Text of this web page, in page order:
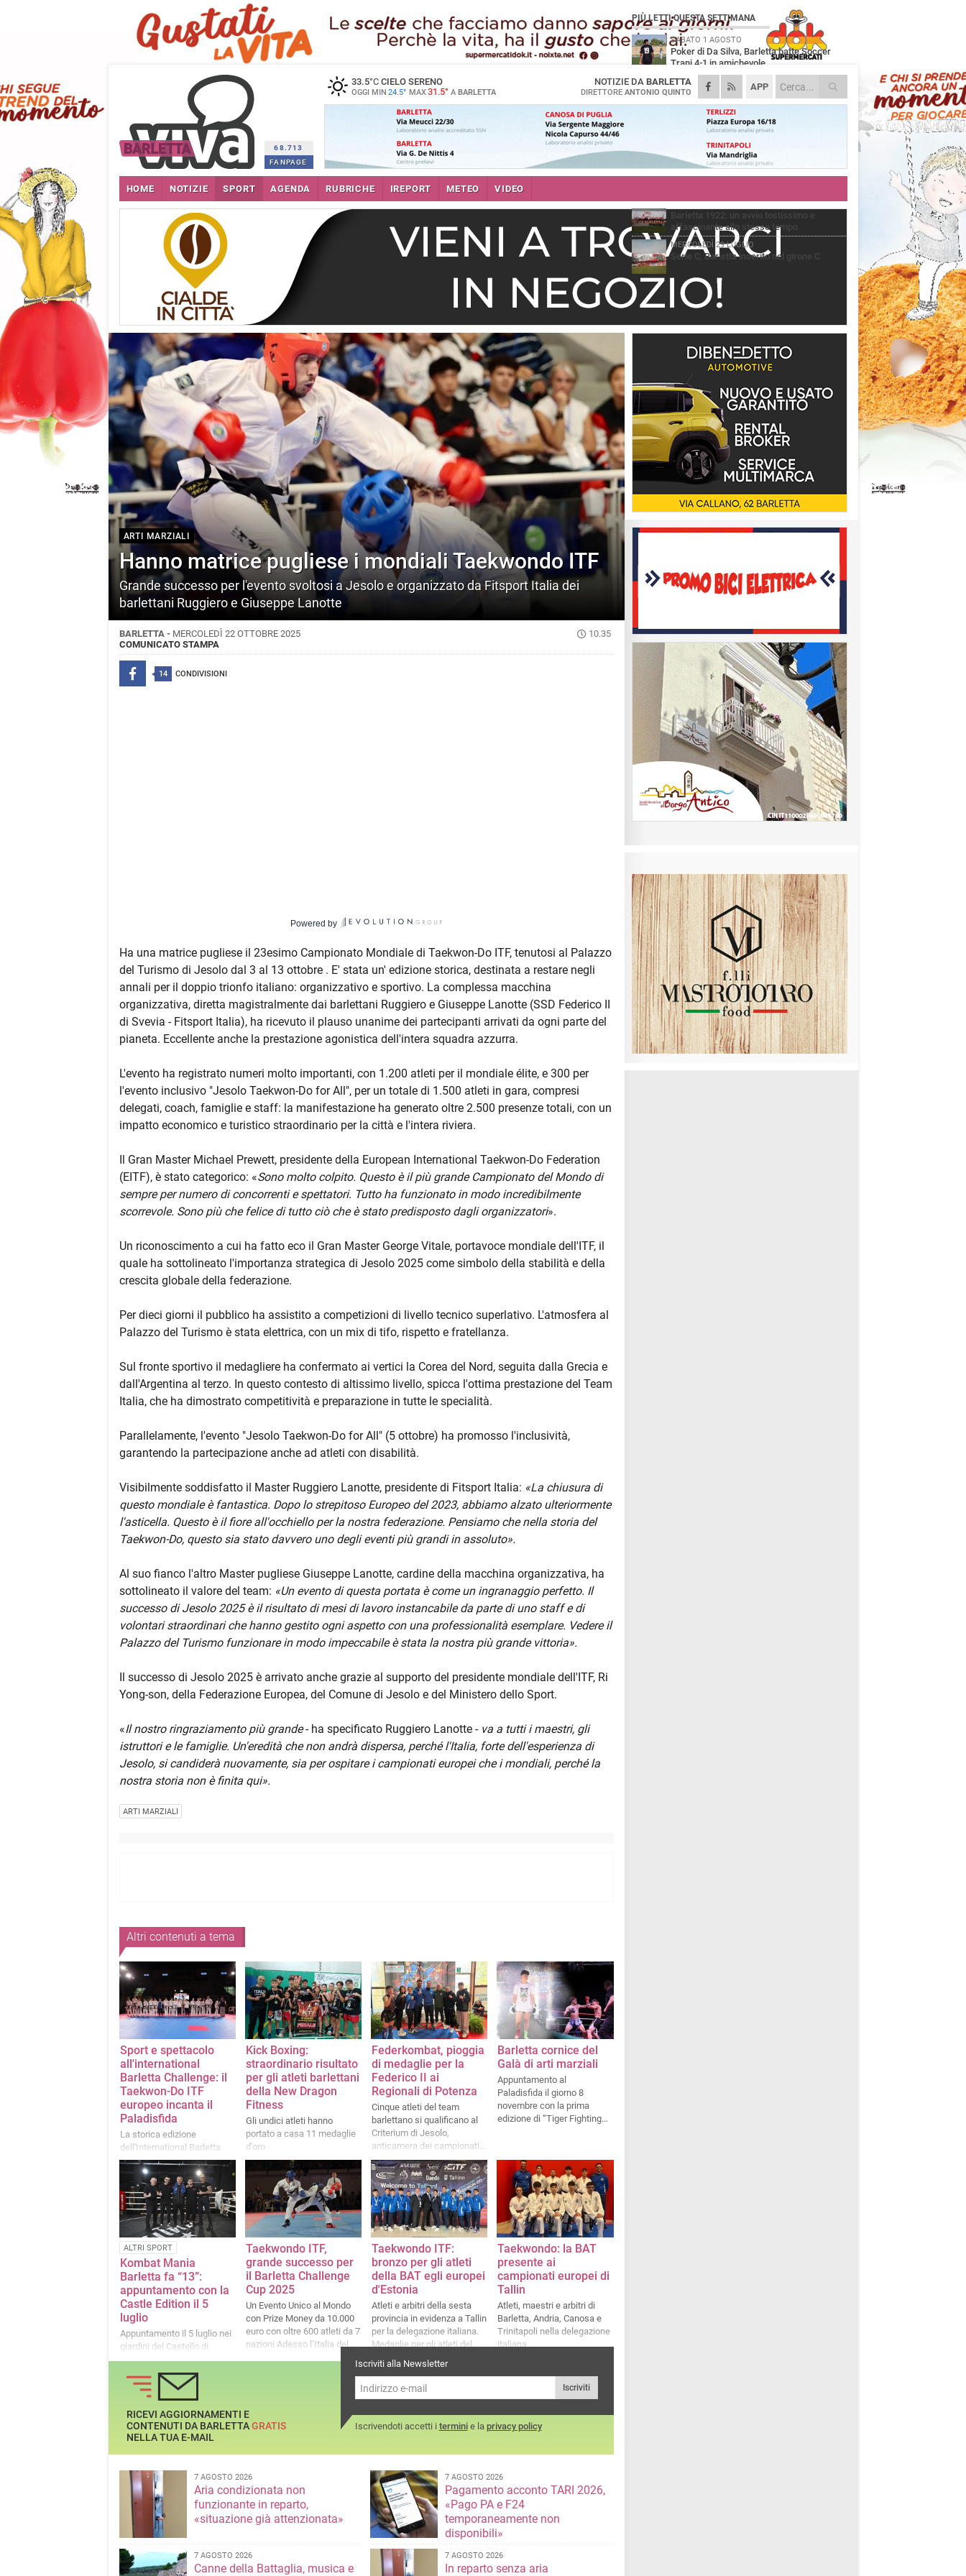
68.713
FANPAGE
33.5°CCIELO SERENO
OGGI MIN 24.5° MAX31.5° A BARLETTA
APP
NOTIZIE DA BARLETTA
DIRETTORE ANTONIO QUINTO
HOME NOTIZIE SPORT AGENDA RUBRICHE IREPORT METEO VIDEO
ARTI MARZIALI
Hanno matrice pugliese i mondiali Taekwondo ITF
Grande successo per l'evento svoltosi a Jesolo e organizzato da Fitsport Italia dei
barlettani Ruggiero e Giuseppe Lanotte
BARLETTA - MERCOLEDÌ 22 OTTOBRE 2025
10.35
COMUNICATO STAMPA
14 CONDIVISIONI
Powered by
Ha una matrice pugliese il 23esimo Campionato Mondiale di Taekwon-Do ITF, tenutosi al Palazzo
del Turismo di Jesolo dal 3 al 13 ottobre . E' stata un' edizione storica, destinata a restare negli
annali per il doppio trionfo italiano: organizzativo e sportivo. La complessa macchina
organizzativa, diretta magistralmente dai barlettani Ruggiero e Giuseppe Lanotte (SSD Federico II
di Svevia - Fitsport Italia), ha ricevuto il plauso unanime dei partecipanti arrivati da ogni parte del
pianeta. Eccellente anche la prestazione agonistica dell'intera squadra azzurra.
L'evento ha registrato numeri molto importanti, con 1.200 atleti per il mondiale élite, e 300 per
l'evento inclusivo "Jesolo Taekwon-Do for All", per un totale di 1.500 atleti in gara, compresi
delegati, coach, famiglie e staff: la manifestazione ha generato oltre 2.500 presenze totali, con un
impatto economico e turistico straordinario per la città e l'intera riviera.
Il Gran Master Michael Prewett, presidente della European International Taekwon-Do Federation
(EITF), è stato categorico: «Sono molto colpito. Questo è il più grande Campionato del Mondo di
sempre per numero di concorrenti e spettatori. Tutto ha funzionato in modo incredibilmente
scorrevole. Sono più che felice di tutto ciò che è stato predisposto dagli organizzatori».
Un riconoscimento a cui ha fatto eco il Gran Master George Vitale, portavoce mondiale dell'ITF, il
quale ha sottolineato l'importanza strategica di Jesolo 2025 come simbolo della stabilità e della
crescita globale della federazione.
Per dieci giorni il pubblico ha assistito a competizioni di livello tecnico superlativo. L'atmosfera al
Palazzo del Turismo è stata elettrica, con un mix di tifo, rispetto e fratellanza.
Sul fronte sportivo il medagliere ha confermato ai vertici la Corea del Nord, seguita dalla Grecia e
dall'Argentina al terzo. In questo contesto di altissimo livello, spicca l'ottima prestazione del Team
Italia, che ha dimostrato competitività e preparazione in tutte le specialità.
Parallelamente, l'evento "Jesolo Taekwon-Do for All" (5 ottobre) ha promosso l'inclusività,
garantendo la partecipazione anche ad atleti con disabilità.
Visibilmente soddisfatto il Master Ruggiero Lanotte, presidente di Fitsport Italia: «La chiusura di
questo mondiale è fantastica. Dopo lo strepitoso Europeo del 2023, abbiamo alzato ulteriormente
l'asticella. Questo è il fiore all'occhiello per la nostra federazione. Pensiamo che nella storia del
Taekwon-Do, questo sia stato davvero uno degli eventi più grandi in assoluto».
Al suo fianco l'altro Master pugliese Giuseppe Lanotte, cardine della macchina organizzativa, ha
sottolineato il valore del team: «Un evento di questa portata è come un ingranaggio perfetto. Il
successo di Jesolo 2025 è il risultato di mesi di lavoro instancabile da parte di uno staff e di
volontari straordinari che hanno gestito ogni aspetto con una professionalità esemplare. Vedere il
Palazzo del Turismo funzionare in modo impeccabile è stata la nostra più grande vittoria».
Il successo di Jesolo 2025 è arrivato anche grazie al supporto del presidente mondiale dell'ITF, Ri
Yong-son, della Federazione Europea, del Comune di Jesolo e del Ministero dello Sport.
«Il nostro ringraziamento più grande- ha specificato Ruggiero Lanotte - va a tutti i maestri, gli
istruttori e le famiglie. Un'eredità che non andrà dispersa, perché l'Italia, forte dell'esperienza di
Jesolo, si candiderà nuovamente, sia per ospitare i campionati europei che i mondiali, perché la
nostra storia non è finita qui».
ARTI MARZIALI
Altri contenuti a tema
Sport e spettacolo
all'international
Barletta Challenge: il
Taekwon-Do ITF
europeo incanta il
Paladisfida
La storica edizione
dell'International Barletta
Challenge si è svolta dal 22
al 24 maggio nella
suggestiva e prestigiosa
cornice del PalaDisfida
Kick Boxing:
straordinario risultato
per gli atleti barlettani
della New Dragon
Fitness
Gli undici atleti hanno
portato a casa 11 medaglie
d'oro
Federkombat, pioggia
di medaglie per la
Federico II ai
Regionali di Potenza
Cinque atleti del team
barlettano si qualificano al
Criterium di Jesolo,
anticamera dei campionati
italiani
Barletta cornice del
Galà di arti marziali
Appuntamento al
Paladisfida il giorno 8
novembre con la prima
edizione di “Tiger Fighting
ALTRI SPORT
Kombat Mania
Barletta fa “13”:
appuntamento con la
Castle Edition il 5
luglio
Appuntamento il 5 luglio nei
giardini del Castello di
Barletta
Taekwondo ITF,
grande successo per
il Barletta Challenge
Cup 2025
Un Evento Unico al Mondo
con Prize Money da 10.000
euro con oltre 600 atleti da 7
nazioni Adesso l’Italia del
Taekwondo ITF:
bronzo per gli atleti
della BAT egli europei
d'Estonia
Atleti e arbitri della sesta
provincia in evidenza a Tallin
per la delegazione italiana.
Medaglie per gli atleti del
Team Rea Sport Canosa e
della Federico II Barletta
Taekwondo: la BAT
presente ai
campionati europei di
Tallin
Atleti, maestri e arbitri di
Barletta, Andria, Canosa e
Trinitapoli nella delegazione
italiana
Iscriviti alla Newsletter
Iscriviti
Iscrivendoti accetti i terminie la privacy policy
RICEVI AGGIORNAMENTI E
CONTENUTI DA BARLETTAGRATIS
NELLA TUA E-MAIL
7 AGOSTO 2026
Aria condizionata non
funzionante in reparto,
«situazione già attenzionata»
7 AGOSTO 2026
Pagamento acconto TARI 2026,
«Pago PA e F24
temporaneamente non
disponibili»
7 AGOSTO 2026
Canne della Battaglia, musica e
7 AGOSTO 2026
In reparto senza aria
PIÙ LETTI QUESTA SETTIMANA
SABATO 1 AGOSTO
Poker di Da Silva, Barletta batte Soccer
Trani 4-1 in amichevole
VENERDÌ 31 LUGLIO
Serie C Sky Wifi: fissate date e orari delle
prime otto giornate di campionato.
VENERDÌ 31 LUGLIO
Il calcio italiano piange l'immenso Franco
GIOVEDÌ 6 AGOSTO
Addio a mister Marchioro. L'uomo del
VENERDÌ 31 LUGLIO
Barletta 1922: un avvio tostissimo e
affascinante allo stesso tempo
MERCOLEDÌ 29 LUGLIO
Serie C, Barletta inserito nel girone C